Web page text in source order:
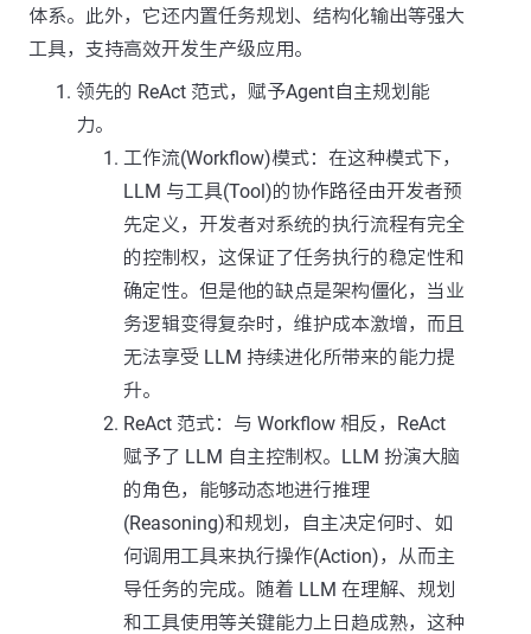
体系。此外，它还内置任务规划、结构化输出等强大
工具，支持高效开发生产级应用。
领先的 ReAct 范式，赋予Agent自主规划能
力。
工作流(Workflow)模式：在这种模式下，
LLM 与工具(Tool)的协作路径由开发者预
先定义，开发者对系统的执行流程有完全
的控制权，这保证了任务执行的稳定性和
确定性。但是他的缺点是架构僵化，当业
务逻辑变得复杂时，维护成本激增，而且
无法享受 LLM 持续进化所带来的能力提
升。
ReAct 范式：与 Workflow 相反，ReAct
赋予了 LLM 自主控制权。LLM 扮演大脑
的角色，能够动态地进行推理
(Reasoning)和规划，自主决定何时、如
何调用工具来执行操作(Action)，从而主
导任务的完成。随着 LLM 在理解、规划
和工具使用等关键能力上日趋成熟，这种